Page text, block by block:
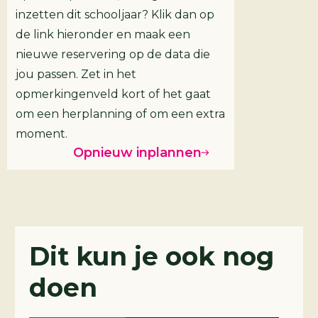
inzetten dit schooljaar? Klik dan op
de link hieronder en maak een
nieuwe reservering op de data die
jou passen. Zet in het
opmerkingenveld kort of het gaat
om een herplanning of om een extra
moment.
Opnieuw inplannen
Dit kun je ook nog
doen
Challenges